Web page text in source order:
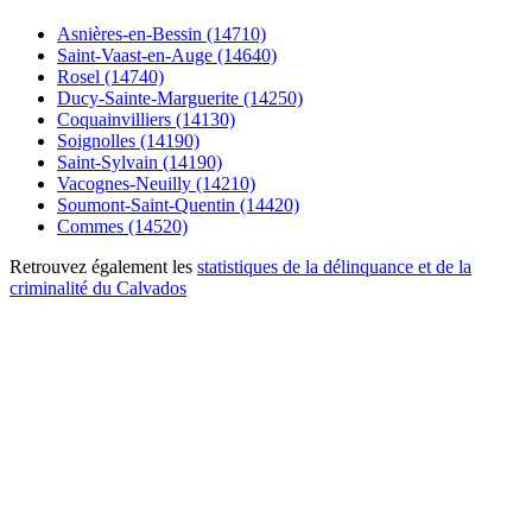
Asnières-en-Bessin (14710)
Saint-Vaast-en-Auge (14640)
Rosel (14740)
Ducy-Sainte-Marguerite (14250)
Coquainvilliers (14130)
Soignolles (14190)
Saint-Sylvain (14190)
Vacognes-Neuilly (14210)
Soumont-Saint-Quentin (14420)
Commes (14520)
Retrouvez également les statistiques de la délinquance et de la
criminalité du Calvados